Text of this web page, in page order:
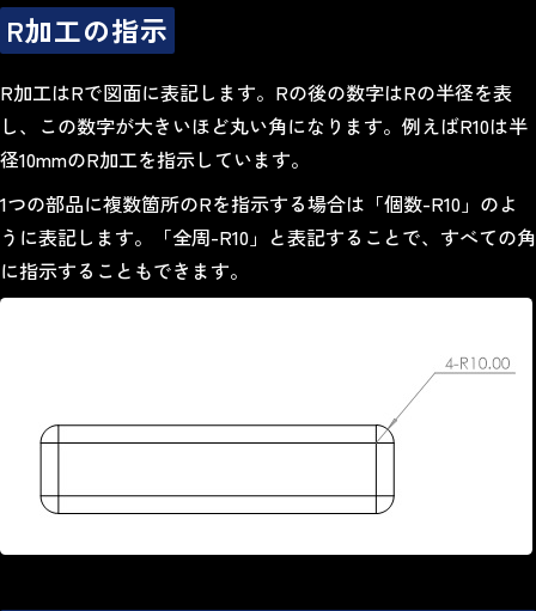
R加工の指示
R加工はRで図面に表記します。Rの後の数字はRの半径を表
し、この数字が大きいほど丸い角になります。例えばR10は半
径10mmのR加工を指示しています。
1つの部品に複数箇所のRを指示する場合は「個数-R10」のよ
うに表記します。「全周-R10」と表記することで、すべての角
に指示することもできます。